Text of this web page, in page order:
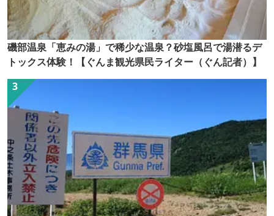
磯部温泉「恵みの湯」で稀少な温泉？砂塩風呂で湯潜るデ
トックス体験！【ぐんま観光県民ライター（ぐん記者）】